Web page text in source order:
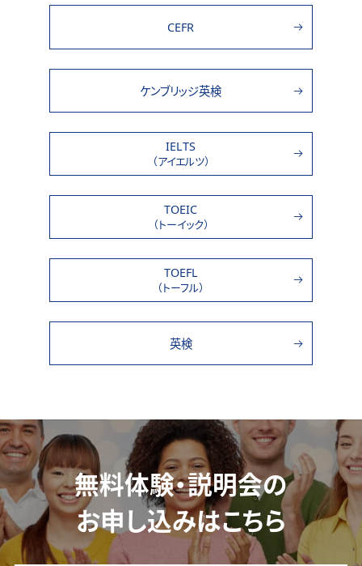
CEFR
ケンブリッジ英検
IELTS
（アイエルツ）
TOEIC
（トーイック）
TOEFL
（トーフル）
英検
無料体験・説明会の
お申し込みはこちら